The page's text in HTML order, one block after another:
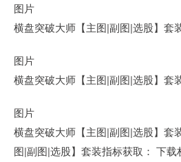
图片
横盘突破大师【主图|副图|选股】套
图片
横盘突破大师【主图|副图|选股】套
图片
横盘突破大师【主图|副图|选股】套
图|副图|选股】套装指标获取： 下